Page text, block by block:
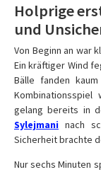
Holprige
und
Von Beginn an war
Ein kräftiger Wind
Bälle fanden
gelang bereits in
Sylejmani nach
Sicherheit brachte
Nur sechs Minuten